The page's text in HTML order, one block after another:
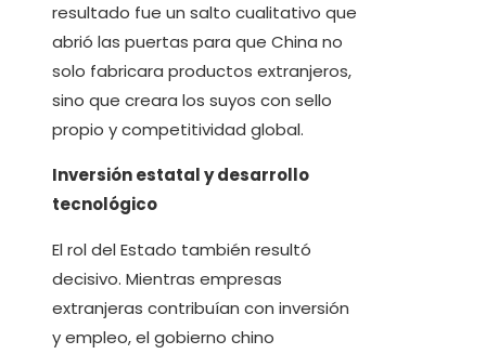
resultado fue un salto cualitativo que
abrió las puertas para que China no
solo fabricara productos extranjeros,
sino que creara los suyos con sello
propio y competitividad global.
Inversión estatal y desarrollo
tecnológico
El rol del Estado también resultó
decisivo. Mientras empresas
extranjeras contribuían con inversión
y empleo, el gobierno chino